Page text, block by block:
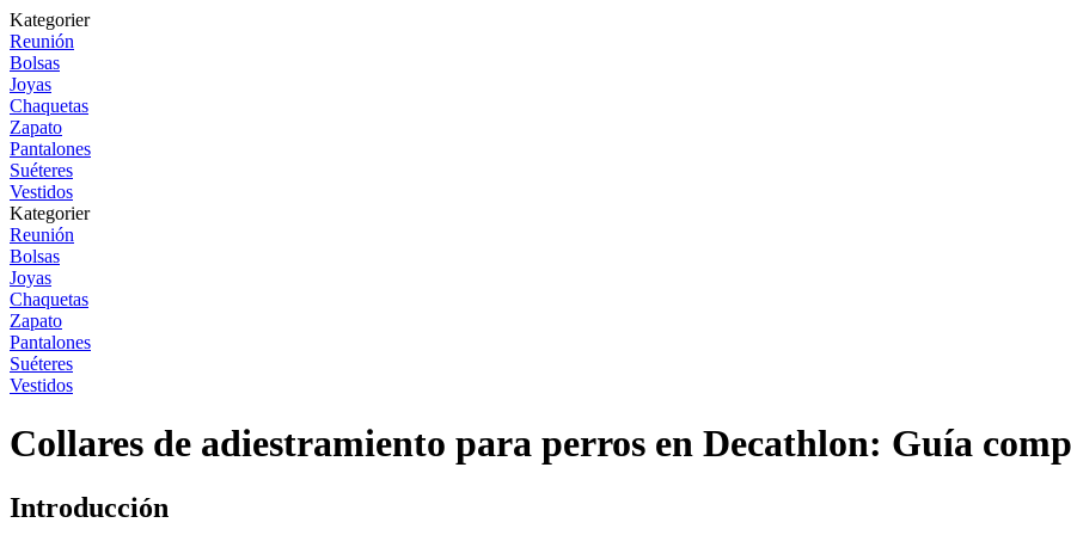
Kategorier
Reunión
Bolsas
Joyas
Chaquetas
Zapato
Pantalones
Suéteres
Vestidos
Kategorier
Reunión
Bolsas
Joyas
Chaquetas
Zapato
Pantalones
Suéteres
Vestidos
Collares de adiestramiento para perros en Decathlon: Guía
Introducción